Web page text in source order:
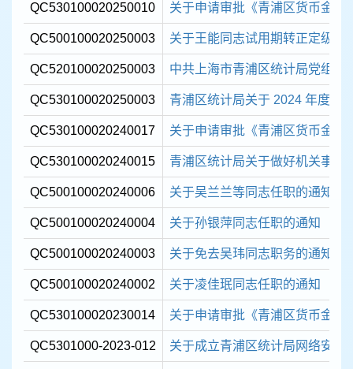
QC530100020250010 关于申请审批《青浦区货币金融
QC500100020250003 关于王能同志试用期转正定级的
QC520100020250003 中共上海市青浦区统计局党组关
QC530100020250003 青浦区统计局关于 2024 年度各
QC530100020240017 关于申请审批《青浦区货币金融
QC530100020240015 青浦区统计局关于做好机关事业
QC500100020240006 关于吴兰兰等同志任职的通知
QC500100020240004 关于孙银萍同志任职的通知
QC500100020240003 关于免去吴玮同志职务的通知
QC500100020240002 关于凌佳珉同志任职的通知
QC530100020230014 关于申请审批《青浦区货币金融
QC5301000-2023-012 关于成立青浦区统计局网络安全